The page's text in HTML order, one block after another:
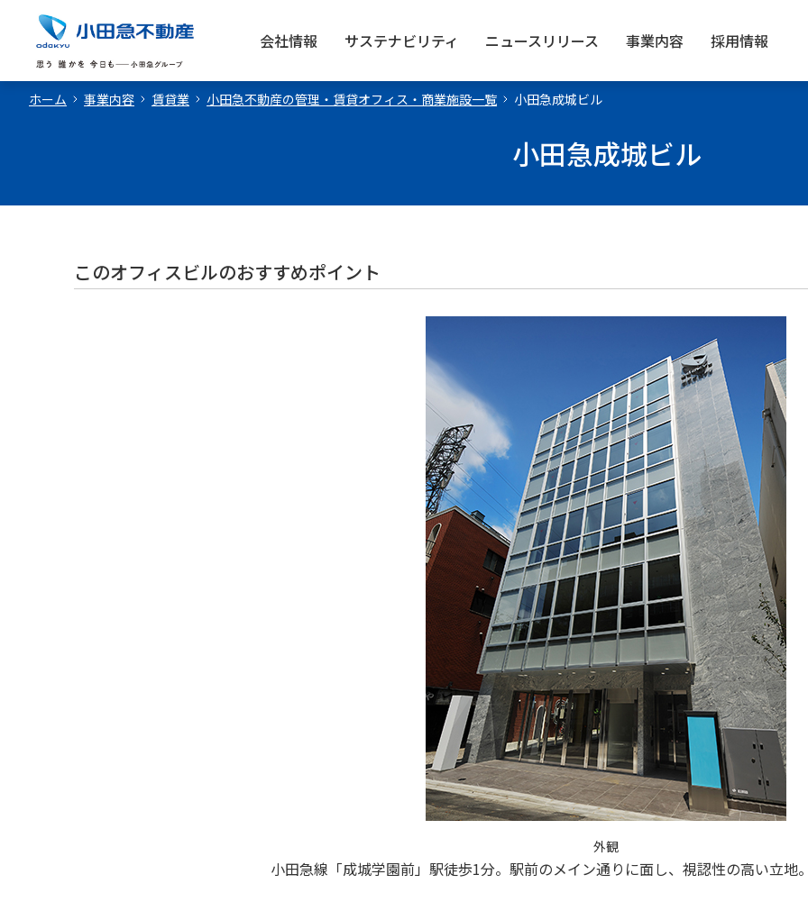
会社情報 サステナビリティ ニュースリリース 事業内容 採用情報
ホーム 事業内容 賃貸業 小田急不動産の管理・賃貸オフィス・商業施設一覧 小田急成城ビル
小田急成城ビル
このオフィスビルのおすすめポイント
外観
小田急線「成城学園前」駅徒歩1分。駅前のメイン通りに面し、視認性の高い立地。